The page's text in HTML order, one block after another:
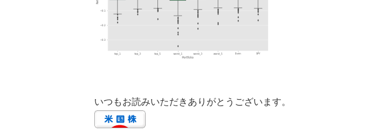
いつもお読みいただきありがとうございます。